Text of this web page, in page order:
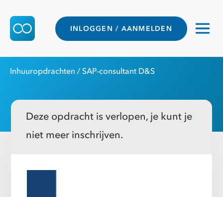
INLOGGEN / AANMELDEN
Inhuuropdrachten / SAP-consultant D&S
Deze opdracht is verlopen, je kunt je
niet meer inschrijven.